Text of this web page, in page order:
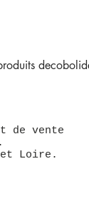
de vente
et Loire.